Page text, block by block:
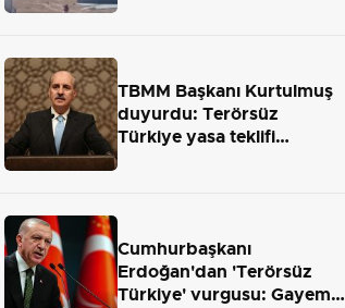
TBMM Başkanı Kurtulmuş
duyurdu: Terörsüz
Türkiye yasa teklifi
Cumhurbaşkanı
Erdoğan'dan 'Terörsüz
Türkiye' vurgusu: Gayemiz